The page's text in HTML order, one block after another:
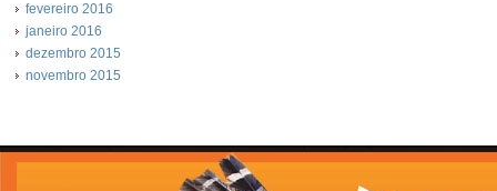
fevereiro 2016
janeiro 2016
dezembro 2015
novembro 2015